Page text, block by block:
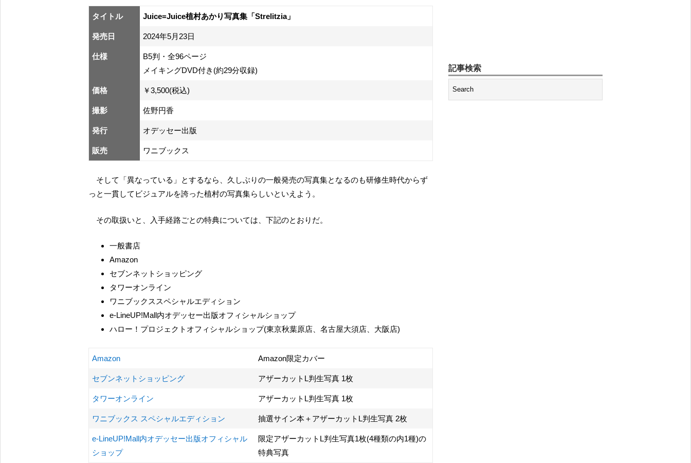
タイトル Juice=Juice植村あかり写真集「Strelitzia」
発売日 2024年5月23日
仕様
B5判・全96ページ
メイキングDVD付き(約29分収録)
価格 ￥3,500(税込)
撮影 佐野円香
発行 オデッセー出版
販売 ワニブックス
そして「異なっている」とするなら、久しぶりの一般発売の写真集となるのも研修生時代からず
っと一貫してビジュアルを誇った植村の写真集らしいといえよう。
その取扱いと、入手経路ごとの特典については、下記のとおりだ。
一般書店
Amazon
セブンネットショッピング
タワーオンライン
ワニブックススペシャルエディション
e-LineUP!Mall内オデッセー出版オフィシャルショップ
ハロー！プロジェクトオフィシャルショップ(東京秋葉原店、名古屋大須店、大阪店)
Amazon Amazon限定カバー
セブンネットショッピング アザーカットL判生写真 1枚
タワーオンライン アザーカットL判生写真 1枚
ワニブックス スペシャルエディション 抽選サイン本＋アザーカットL判生写真 2枚
e-LineUP!Mall内オデッセー出版オフィシャル
ショップ
限定アザーカットL判生写真1枚(4種類の内1種)の
特典写真
記事検索